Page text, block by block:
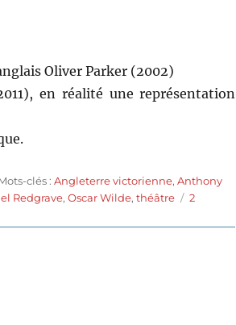
Oliver Parker (2002)
en réalité une représentation
clés :Angleterre victorienne,Anthony
Redgrave,Oscar Wilde,théâtre
2